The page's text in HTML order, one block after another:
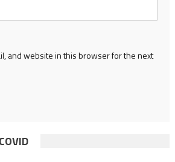
and website in this browser for the next